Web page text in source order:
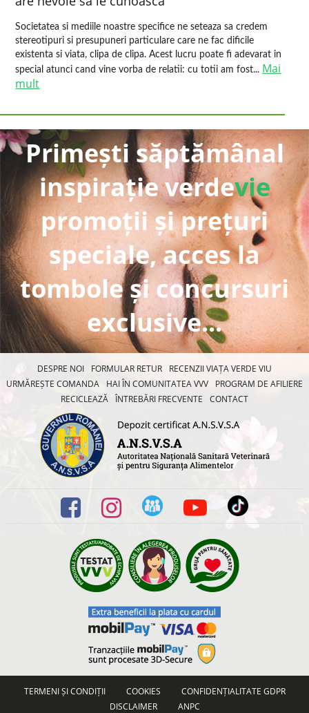
Societatea si mediile noastre specifice ne seteaza sa credem
stereotipuri si presupuneri particulare care ne fac dificile
existenta si viata, clipa de clipa. Acest lucru poate fi adevarat in
special atunci cand vine vorba de relatii: cu totii am fost... Mai
mult
Primești săptămânal
inspirație verdevie
promoții și prețuri
speciale, acces la
tombole și concursuri
exclusive...
DESPRE NOI FORMULAR RETUR
RECENZII VIAȚA VERDE VIU
URMĂREȘTE COMANDA
HAI ÎN COMUNITATEA VVV
PROGRAM DE AFILIERE
RECICLEAZĂ ÎNTREBĂRI FRECVENTE CONTACT
TERMENI ȘI CONDIȚII COOKIES
CONFIDENȚIALITATE GDPR
DISCLAIMER
ANPC